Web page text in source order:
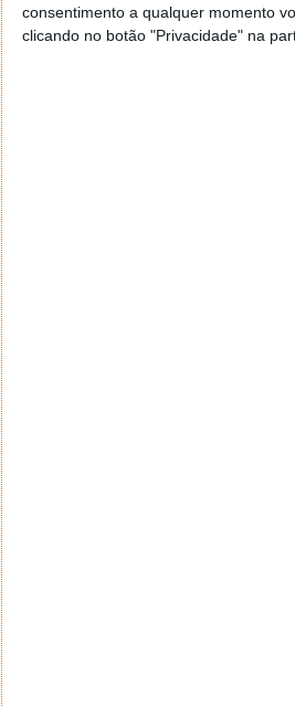
consentimento a qualquer momento
clicando no botão "Privacidade" na